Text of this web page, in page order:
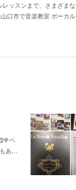
ッスンまで、さまざまな
口市で音楽教室 ボーカル
ベ
もあ…